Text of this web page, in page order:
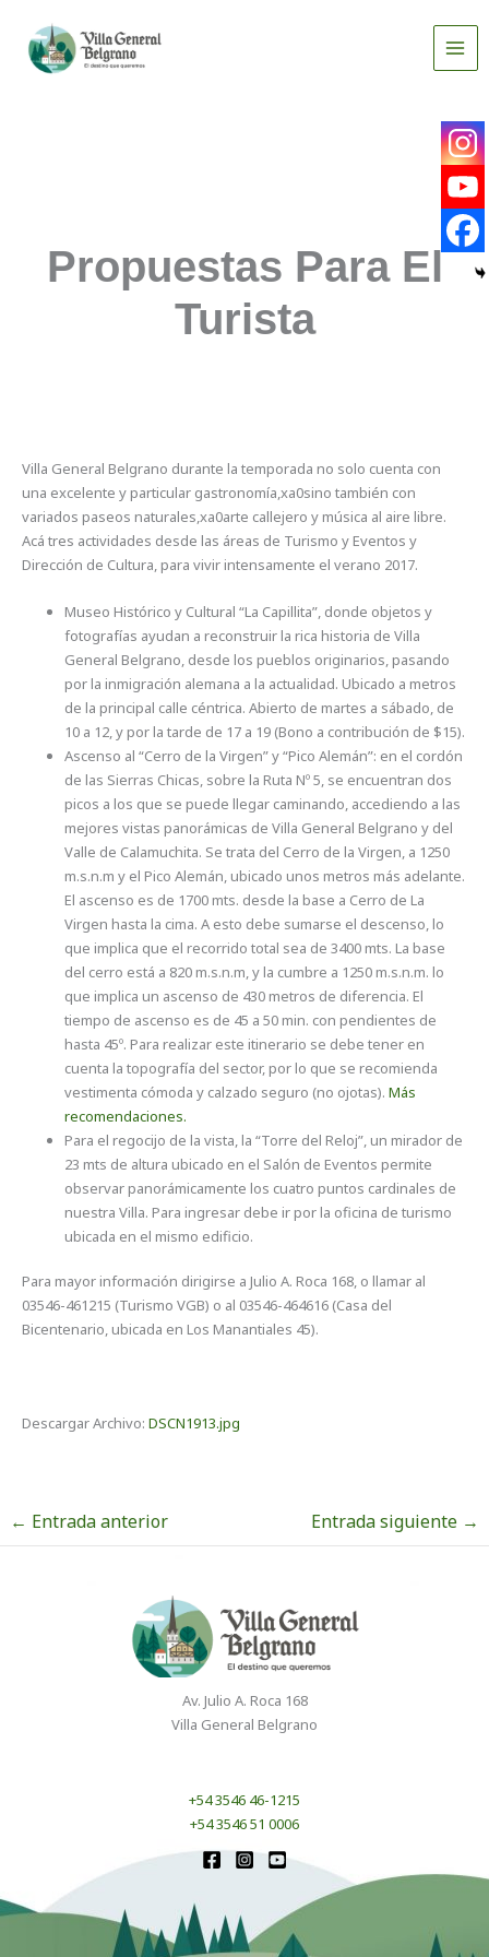
contenido
Propuestas Para El
Turista
Villa General Belgrano durante la temporada no solo cuenta con
una excelente y particular gastronomía,xa0sino también con
variados paseos naturales,xa0arte callejero y música al aire libre.
Acá tres actividades desde las áreas de Turismo y Eventos y
Dirección de Cultura, para vivir intensamente el verano 2017.
Museo Histórico y Cultural “La Capillita”, donde objetos y
fotografías ayudan a reconstruir la rica historia de Villa
General Belgrano, desde los pueblos originarios, pasando
por la inmigración alemana a la actualidad. Ubicado a metros
de la principal calle céntrica. Abierto de martes a sábado, de
10 a 12, y por la tarde de 17 a 19 (Bono a contribución de $15).
Ascenso al “Cerro de la Virgen” y “Pico Alemán”: en el cordón
de las Sierras Chicas, sobre la Ruta Nº 5, se encuentran dos
picos a los que se puede llegar caminando, accediendo a las
mejores vistas panorámicas de Villa General Belgrano y del
Valle de Calamuchita. Se trata del Cerro de la Virgen, a 1250
m.s.n.m y el Pico Alemán, ubicado unos metros más adelante.
El ascenso es de 1700 mts. desde la base a Cerro de La
Virgen hasta la cima. A esto debe sumarse el descenso, lo
que implica que el recorrido total sea de 3400 mts. La base
del cerro está a 820 m.s.n.m, y la cumbre a 1250 m.s.n.m. lo
que implica un ascenso de 430 metros de diferencia. El
tiempo de ascenso es de 45 a 50 min. con pendientes de
hasta 45º. Para realizar este itinerario se debe tener en
cuenta la topografía del sector, por lo que se recomienda
vestimenta cómoda y calzado seguro (no ojotas).Más
recomendaciones.
Para el regocijo de la vista, la “Torre del Reloj”, un mirador de
23 mts de altura ubicado en el Salón de Eventos permite
observar panorámicamente los cuatro puntos cardinales de
nuestra Villa. Para ingresar debe ir por la oficina de turismo
ubicada en el mismo edificio.
Para mayor información dirigirse a Julio A. Roca 168, o llamar al
03546-461215 (Turismo VGB) o al 03546-464616 (Casa del
Bicentenario, ubicada en Los Manantiales 45).
Descargar Archivo:DSCN1913.jpg
← Entrada anterior Entrada siguiente →
Av. Julio A. Roca 168
Villa General Belgrano
+54 3546 46-1215
+54 3546 51 0006